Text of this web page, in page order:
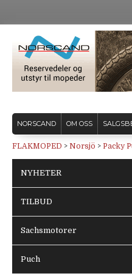
NORSCAND OM OSS
FLAKMOPED > Norsjö > Packy
NYHETER
TILBUD
Sachsmotorer
Puch